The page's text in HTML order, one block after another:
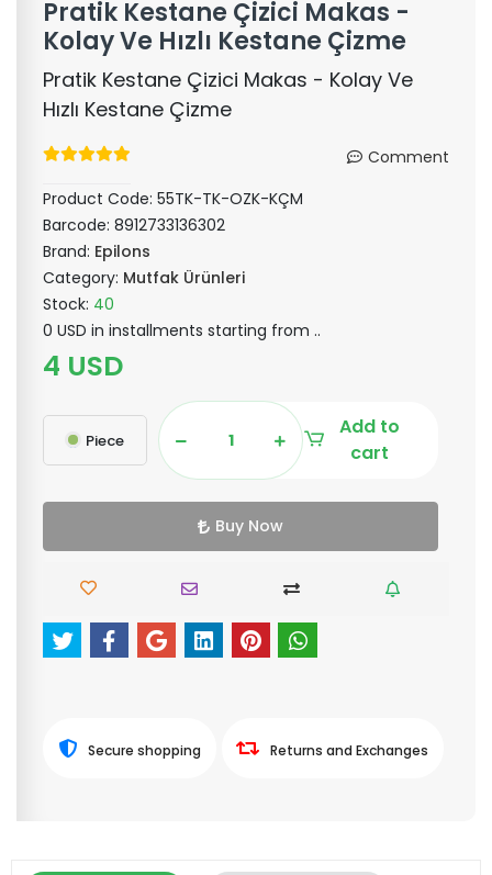
Pratik Kestane Çizici Makas -
Kolay Ve Hızlı Kestane Çizme
Pratik Kestane Çizici Makas - Kolay Ve
Hızlı Kestane Çizme
Comment
Product Code: 55TK-TK-OZK-KÇM
Barcode: 8912733136302
Brand: Epilons
Category: Mutfak Ürünleri
Stock: 40
0 USD in installments starting from ..
4 USD
Piece
Add to
cart
Buy Now
Secure shopping Returns and Exchanges